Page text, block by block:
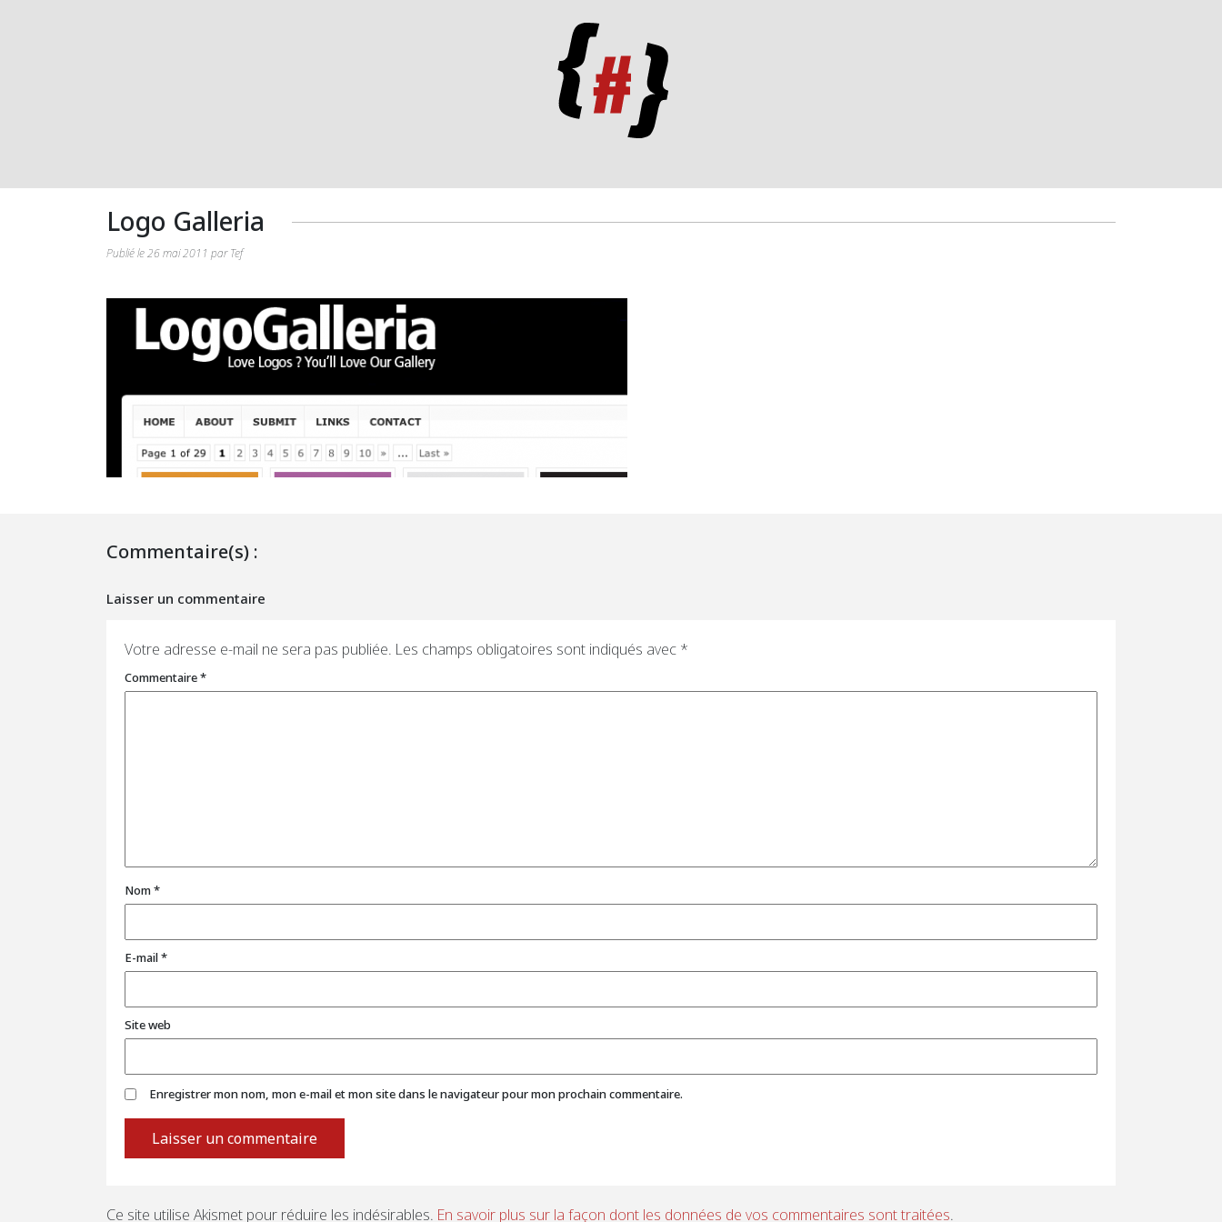
Logo Galleria
Publié le 26 mai 2011 par Tef
Commentaire(s) :
Laisser un commentaire
Votre adresse e-mail ne sera pas publiée. Les champs obligatoires sont indiqués avec *
Commentaire*
Nom*
E-mail*
Site web
Enregistrer mon nom, mon e-mail et mon site dans le navigateur pour mon prochain commentaire.
Ce site utilise Akismet pour réduire les indésirables. En savoir plus sur la façon dont les données de vos commentaires sont traitées.